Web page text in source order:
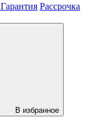
Гарантия Рассрочка
В избранное